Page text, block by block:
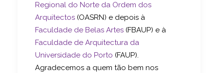
Regional do Norte da Ordem dos
Arquitectos (OASRN) e depois à
Faculdade de Belas Artes (FBAUP) e à
Faculdade de Arquitectura da
Universidade do Porto (FAUP).
Agradecemos a quem tão bem nos